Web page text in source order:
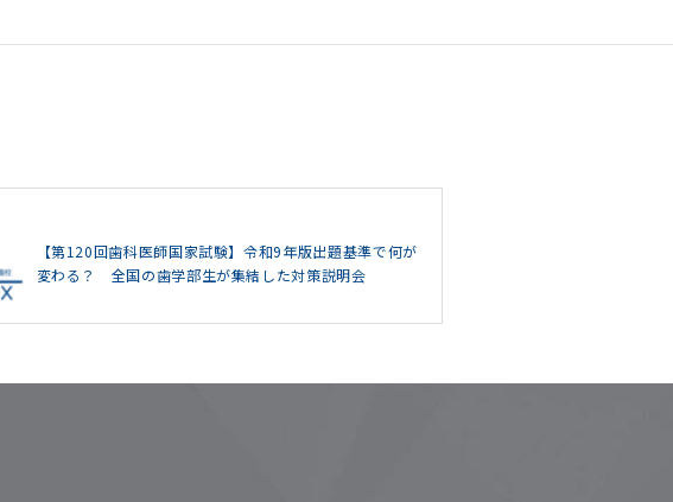
【第120回歯科医師国家試験】令和9年版出題基準で何が
変わる？ 全国の歯学部生が集結した対策説明会